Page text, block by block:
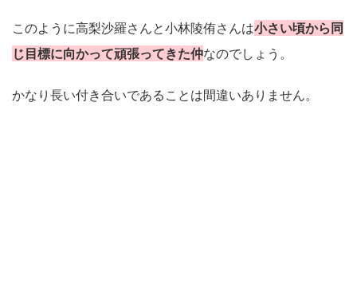
このように高梨沙羅さんと小林陵侑さんは小さい頃から同
じ目標に向かって頑張ってきた仲なのでしょう。
かなり長い付き合いであることは間違いありません。